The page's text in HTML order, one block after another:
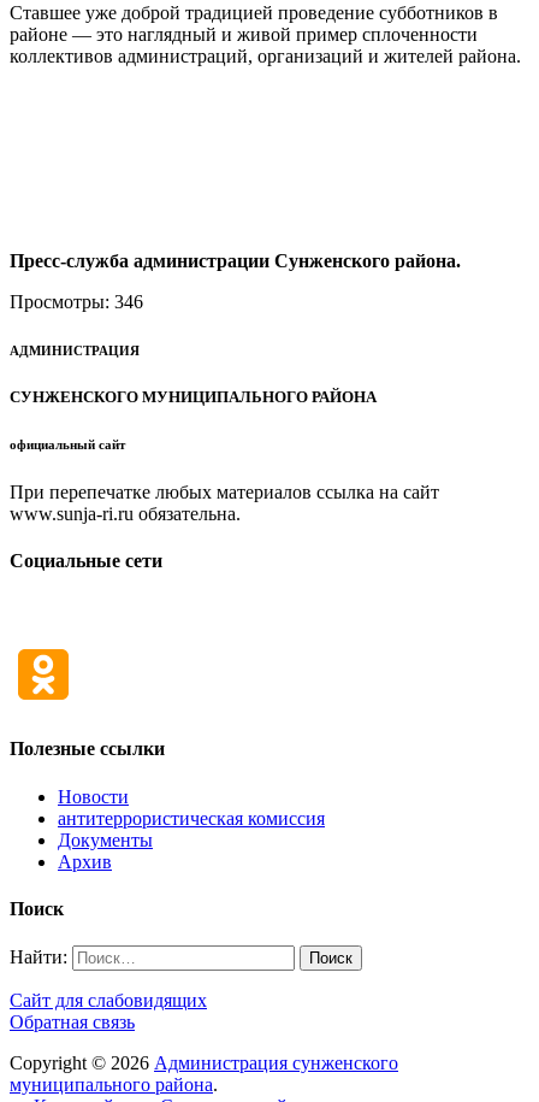
Ставшее уже доброй традицией проведение субботников в
районе — это наглядный и живой пример сплоченности
коллективов администраций, организаций и жителей района.
Пресс-служба администрации Сунженского района.
Просмотры: 346
АДМИНИСТРАЦИЯ
СУНЖЕНСКОГО МУНИЦИПАЛЬНОГО РАЙОНА
официальный сайт
При перепечатке любых материалов ссылка на сайт
www.sunja-ri.ru обязательна.
Социальные сети
Полезные ссылки
Новости
антитеррористическая комиссия
Документы
Архив
Поиск
Найти:
Сайт для слабовидящих
Обратная связь
Copyright © 2026 Администрация сунженского
муниципального района.